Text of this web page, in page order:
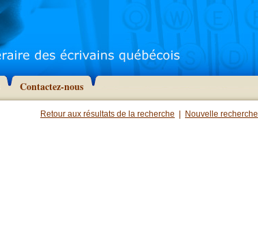
Contactez-nous
Retour aux résultats de la recherche Nouvelle recherche